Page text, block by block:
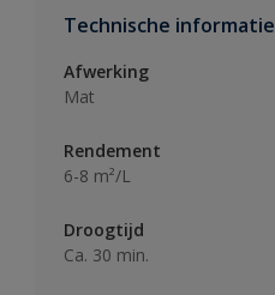
Technische informatie
Afwerking
Mat
Rendement
6-8 m²/L
Droogtijd
Ca. 30 min.